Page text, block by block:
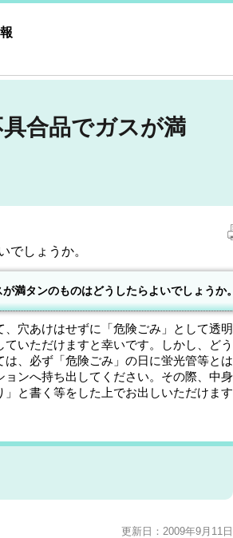
合品でガスが満
でしょうか。
満タンのものはどうしたらよいでしょうか。
穴あけはせずに「危険ごみ」として透明
いただけますと幸いです。しかし、どう
、必ず「危険ごみ」の日に蛍光管等とは
ンへ持ち出してください。その際、中身
と書く等をした上でお出しいただけます
更新日：2009年9月11日